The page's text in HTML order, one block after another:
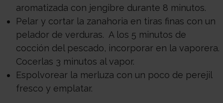
aromatizada con jengibre durante 8 minutos.
Pelar y cortar la zanahoria en tiras finas con un
pelador de verduras. A los 5 minutos de
cocción del pescado, incorporar en la vaporera.
Cocerlas 3 minutos al vapor.
Espolvorear la merluza con un poco de perejil
fresco y emplatar.